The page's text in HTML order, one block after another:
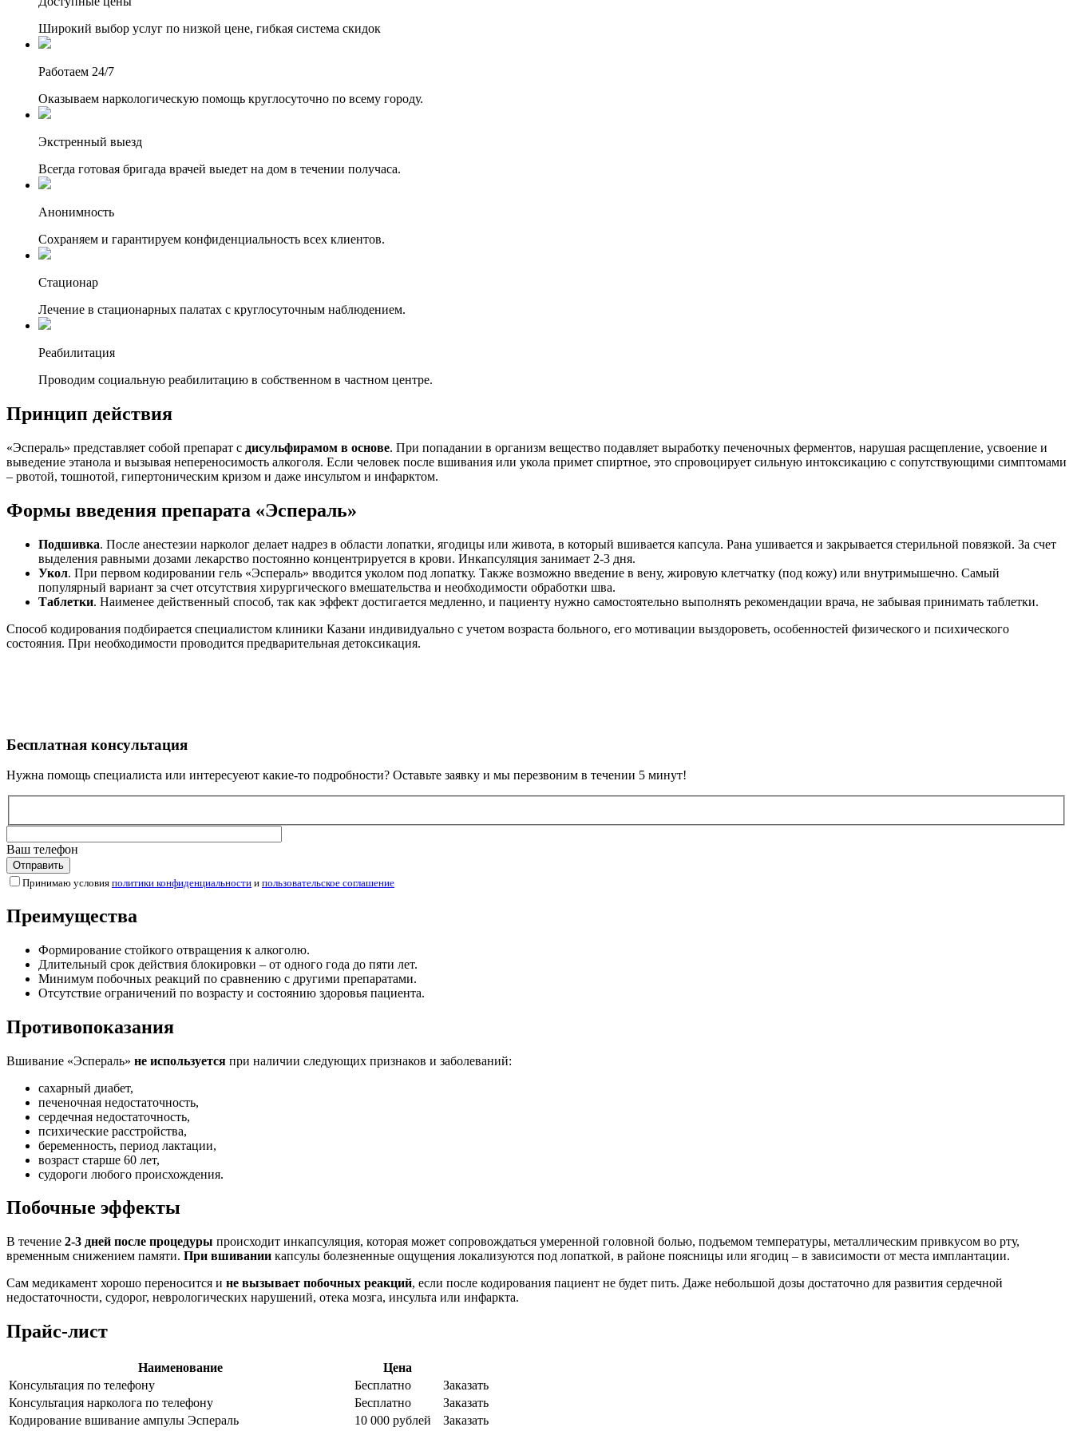
Широкий выбор услуг по низкой цене, гибкая система скидок
Работаем 24/7
Оказываем наркологическую помощь круглосуточно по всему городу.
Экстренный выезд
Всегда готовая бригада врачей выедет на дом в течении получаса.
Анонимность
Сохраняем и гарантируем конфиденциальность всех клиентов.
Стационар
Лечение в стационарных палатах с круглосуточным наблюдением.
Реабилитация
Проводим социальную реабилитацию в собственном в частном центре.
Принцип действия
«Эспераль» представляет собой препарат с дисульфирамом в основе. При попадании в организм вещество подавляет выработку печеночных ферментов, нарушая расщепление, усвоение и
выведение этанола и вызывая непереносимость алкоголя. Если человек после вшивания или укола примет спиртное, это спровоцирует сильную интоксикацию с сопутствующими симптомами
– рвотой, тошнотой, гипертоническим кризом и даже инсультом и инфарктом.
Формы введения препарата «Эспераль»
Подшивка. После анестезии нарколог делает надрез в области лопатки, ягодицы или живота, в который вшивается капсула. Рана ушивается и закрывается стерильной повязкой. За счет
выделения равными дозами лекарство постоянно концентрируется в крови. Инкапсуляция занимает 2-3 дня.
Укол. При первом кодировании гель «Эспераль» вводится уколом под лопатку. Также возможно введение в вену, жировую клетчатку (под кожу) или внутримышечно. Самый
популярный вариант за счет отсутствия хирургического вмешательства и необходимости обработки шва.
Таблетки. Наименее действенный способ, так как эффект достигается медленно, и пациенту нужно самостоятельно выполнять рекомендации врача, не забывая принимать таблетки.
Способ кодирования подбирается специалистом клиники Казани индивидуально с учетом возраста больного, его мотивации выздороветь, особенностей физического и психического
состояния. При необходимости проводится предварительная детоксикация.
Бесплатная консультация
Нужна помощь специалиста или интересуеют какие-то подробности? Оставьте заявку и мы перезвоним в течении 5 минут!
Ваш телефон
Принимаю условия политики конфиденциальности и пользовательское соглашение
Преимущества
Формирование стойкого отвращения к алкоголю.
Длительный срок действия блокировки – от одного года до пяти лет.
Минимум побочных реакций по сравнению с другими препаратами.
Отсутствие ограничений по возрасту и состоянию здоровья пациента.
Противопоказания
Вшивание «Эспераль» не используется при наличии следующих признаков и заболеваний:
сахарный диабет,
печеночная недостаточность,
сердечная недостаточность,
психические расстройства,
беременность, период лактации,
возраст старше 60 лет,
судороги любого происхождения.
Побочные эффекты
В течение 2-3 дней после процедуры происходит инкапсуляция, которая может сопровождаться умеренной головной болью, подъемом температуры, металлическим привкусом во рту,
временным снижением памяти. При вшивании капсулы болезненные ощущения локализуются под лопаткой, в районе поясницы или ягодиц – в зависимости от места имплантации.
Сам медикамент хорошо переносится и не вызывает побочных реакций, если после кодирования пациент не будет пить. Даже небольшой дозы достаточно для развития сердечной
недостаточности, судорог, неврологических нарушений, отека мозга, инсульта или инфаркта.
Прайс-лист
Наименование
Цена
Консультация по телефону
Бесплатно
Заказать
Консультация нарколога по телефону
Бесплатно
Заказать
Кодирование вшивание ампулы Эспераль
10 000 рублей Заказать